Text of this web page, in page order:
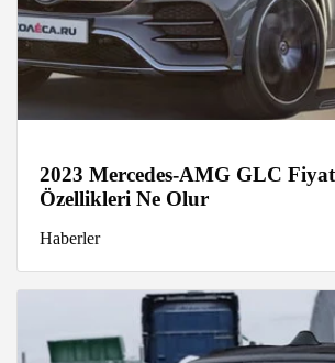
2023 Mercedes-AMG GLC
Özellikleri Ne Olur
Haberler